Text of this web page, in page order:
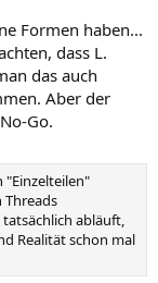
Formen haben...
dass L.
das auch
Aber der
Go.
"Einzelteilen"
Threads
abläuft,
Realität schon mal